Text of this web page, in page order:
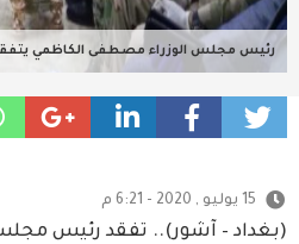
رئيس مجلس الوزراء مصطفى الكاظمي
15 يوليو , 2020 - 6:21 م
(بغداد – آشور).. تفقد رئيس